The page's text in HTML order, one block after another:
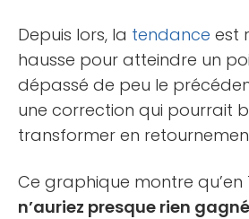
Depuis lors, la tendance est
hausse pour atteindre un
dépassé de peu le
une correction qui pourrait
transformer en
Ce graphique montre qu’en
n’auriez presque rien